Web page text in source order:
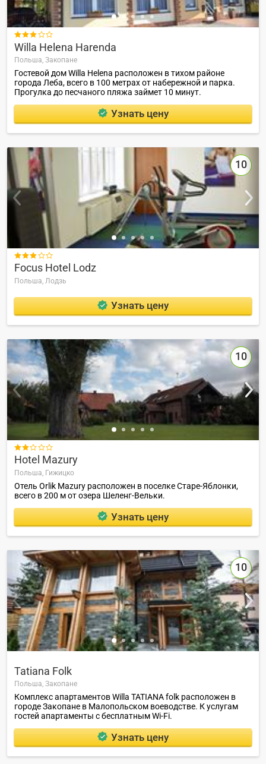

Willa Helena Harenda
Польша, Закопане
Гостевой дом Willa Helena расположен в тихом районе
города Леба, всего в 100 метрах от набережной и парка.
Прогулка до песчаного пляжа займет 10 минут.
Узнать цену
10

Focus Hotel Lodz
Польша, Лодзь
Узнать цену
10

Hotel Mazury
Польша, Гижицко
Отель Orlik Mazury расположен в поселке Старе-Яблонки,
всего в 200 м от озера Шеленг-Вельки.
Узнать цену
10
Tatiana Folk
Польша, Закопане
Комплекс апартаментов Willa TATIANA folk расположен в
городе Закопане в Малопольском воеводстве. К услугам
гостей апартаменты с бесплатным Wi-Fi.
Узнать цену